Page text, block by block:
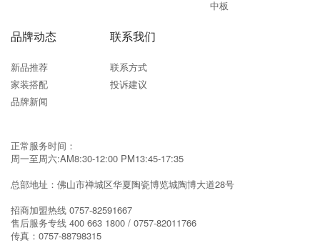
中板
品牌动态
新品推荐
家装搭配
品牌新闻
联系我们
联系方式
投诉建议
正常服务时间：
周一至周六:AM8:30-12:00 PM13:45-17:35
总部地址：佛山市禅城区华夏陶瓷博览城陶博大道28号
招商加盟热线 0757-82591667
售后服务专线 400 663 1800 / 0757-82011766
传真： 0757-88798315